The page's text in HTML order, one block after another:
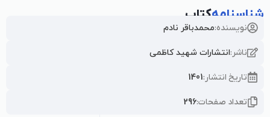
شناسنامهکتاب
نویسنده:محمدباقر نادم
ناشر:انتشارات شهید کاظمی
تاریخ انتشار:1401
تعداد صفحات:296